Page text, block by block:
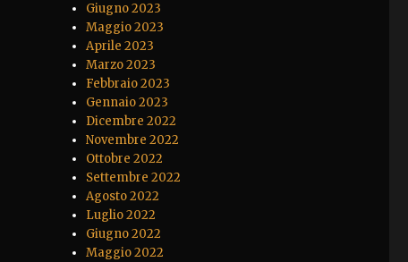
Giugno 2023
Maggio 2023
Aprile 2023
Marzo 2023
Febbraio 2023
Gennaio 2023
Dicembre 2022
Novembre 2022
Ottobre 2022
Settembre 2022
Agosto 2022
Luglio 2022
Giugno 2022
Maggio 2022